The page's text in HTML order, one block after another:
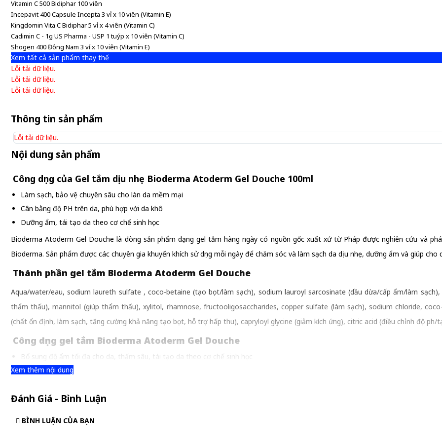
Vitamin C 500 Bidiphar 100 viên
Incepavit 400 Capsule Incepta 3 vỉ x 10 viên (Vitamin E)
Kingdomin Vita C Bidiphar 5 vỉ x 4 viên (Vitamin C)
Cadimin C - 1g US Pharma - USP 1 tuýp x 10 viên (Vitamin C)
Shogen 400 Đông Nam 3 vỉ x 10 viên (Vitamin E)
Xem tất cả sản phẩm thay thế
Lỗi tải dữ liệu.
Lỗi tải dữ liệu.
Lỗi tải dữ liệu.
Thông tin sản phẩm
Lỗi tải dữ liệu.
Nội dung sản phẩm
Công dụng của Gel tắm dịu nhẹ Bioderma Atoderm Gel Douche 100ml
Làm sạch, bảo vệ chuyên sâu cho làn da mềm mại
Cân bằng độ PH trên da, phù hợp với da khô
Dưỡng ẩm, tái tạo da theo cơ chế sinh học
Bioderma Atoderm Gel Douche là dòng sản phẩm dạng gel tắm hàng ngày có nguồn gốc xuất xứ từ Pháp được nghiên cứu và
Bioderma. Sản phẩm được các chuyên gia khuyến khích sử dụng mỗi ngày để chăm sóc và làm sạch da dịu nhẹ, dưỡng ẩm và giúp
Thành phần gel tắm Bioderma Atoderm Gel Douche
Aqua/water/eau, sodium laureth sulfate , coco-betaine (tạo bọt/làm sạch), sodium lauroyl sarcosinate (dầu dừa/cấp ẩm/làm
thẩm thấu), mannitol (giúp thẩm thấu), xylitol, rhamnose, fructooligosaccharides, copper sulfate (làm sạch), sodium chloride,
(chất ổn định, làm sạch, tăng cường khả năng tạo bọt, hỗ trợ hấp thu), capryloyl glycine (giảm kích ứng), citric acid (điều chỉnh độ
Công dụng gel tắm Bioderma Atoderm Gel Douche
Bổ sung độ ẩm tối đa cho da, thấm sâu, tái tạo da theo cơ chế sinh học
Tạo bọt mịn, êm dịu với làn da nhạy cảm, giảm thiểu tối đa nguy cơ kích ứng da
Không chứa paraben và không chứa chất màu nhân tạo, an toàn tuyệt đối cho da
Đối tượng sử dụng gel tắm Bioderma Atoderm Gel Douche
Xem thêm nội dung
Đánh Giá - Bình Luận
BÌNH LUẬN CỦA BẠN